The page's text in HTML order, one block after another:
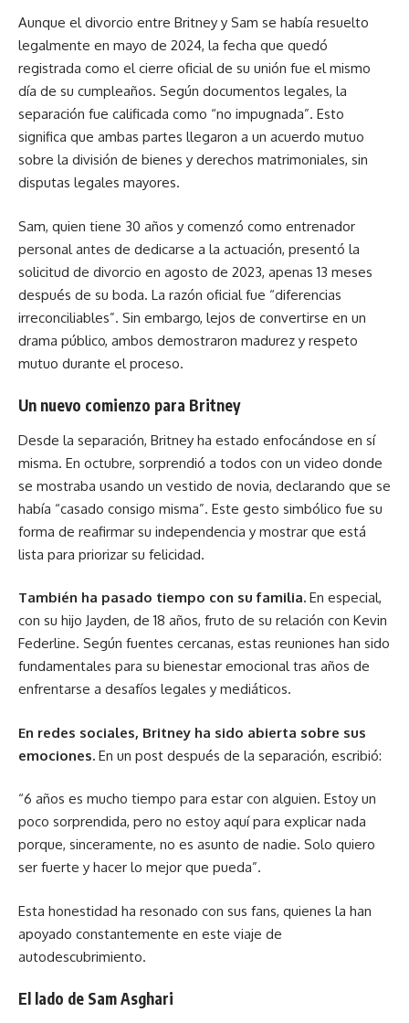
Aunque el divorcio entre Britney y Sam se había resuelto
legalmente en mayo de 2024, la fecha que quedó
registrada como el cierre oficial de su unión fue el mismo
día de su cumpleaños. Según documentos legales, la
separación fue calificada como “no impugnada”. Esto
significa que ambas partes llegaron a un acuerdo mutuo
sobre la división de bienes y derechos matrimoniales, sin
disputas legales mayores.
Sam, quien tiene 30 años y comenzó como entrenador
personal antes de dedicarse a la actuación, presentó la
solicitud de divorcio en agosto de 2023, apenas 13 meses
después de su boda. La razón oficial fue “diferencias
irreconciliables”. Sin embargo, lejos de convertirse en un
drama público, ambos demostraron madurez y respeto
mutuo durante el proceso.
Un nuevo comienzo para Britney
Desde la separación, Britney ha estado enfocándose en sí
misma. En octubre, sorprendió a todos con un video donde
se mostraba usando un vestido de novia, declarando que se
había “casado consigo misma”. Este gesto simbólico fue su
forma de reafirmar su independencia y mostrar que está
lista para priorizar su felicidad.
También ha pasado tiempo con su familia. En especial,
con su hijo Jayden, de 18 años, fruto de su relación con Kevin
Federline. Según fuentes cercanas, estas reuniones han sido
fundamentales para su bienestar emocional tras años de
enfrentarse a desafíos legales y mediáticos.
En redes sociales, Britney ha sido abierta sobre sus
emociones. En un post después de la separación, escribió:
“6 años es mucho tiempo para estar con alguien. Estoy un
poco sorprendida, pero no estoy aquí para explicar nada
porque, sinceramente, no es asunto de nadie. Solo quiero
ser fuerte y hacer lo mejor que pueda”.
Esta honestidad ha resonado con sus fans, quienes la han
apoyado constantemente en este viaje de
autodescubrimiento.
El lado de Sam Asghari